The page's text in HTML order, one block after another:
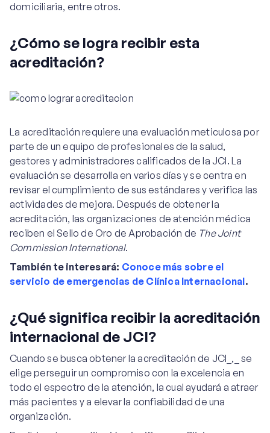
domiciliaria, entre otros.
¿Cómo se logra recibir esta
acreditación?
La acreditación requiere una evaluación meticulosa por
parte de un equipo de profesionales de la salud,
gestores y administradores calificados de la JCI. La
evaluación se desarrolla en varios días y se centra en
revisar el cumplimiento de sus estándares y verifica las
actividades de mejora. Después de obtener la
acreditación, las organizaciones de atención médica
reciben el Sello de Oro de Aprobación de The Joint
Commission International.
También te interesará: Conoce más sobre el
servicio de emergencias de Clínica Internacional.
¿Qué significa recibir la acreditación
internacional de JCI?
Cuando se busca obtener la acreditación de JCI_,_ se
elige perseguir un compromiso con la excelencia en
todo el espectro de la atención, la cual ayudará a atraer
más pacientes y a elevar la confiabilidad de una
organización.